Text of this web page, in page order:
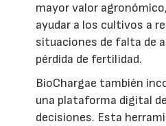
mayor valor
ayudar a los cultivos a
situaciones de falta de
pérdida de fertilidad.
BioChargae también
una plataforma digital
decisiones. Esta